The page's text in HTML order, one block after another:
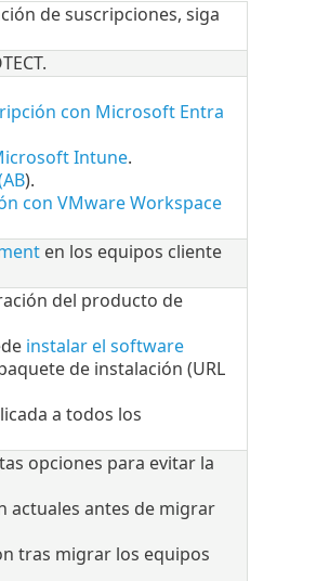
de suscripciones, siga
con Microsoft Entra
Intune.
).
con VMware Workspace
en los equipos cliente
del producto de
instalar el software
de instalación (URL
a todos los
opciones para evitar la
actuales antes de migrar
tras migrar los equipos